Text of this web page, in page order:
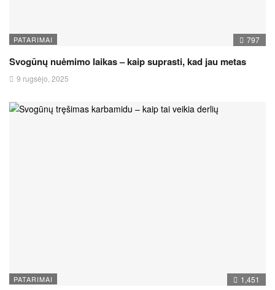
PATARIMAI 797
Svogūnų nuėmimo laikas – kaip suprasti, kad jau metas
9 rugsėjo, 2025
PATARIMAI 1,451